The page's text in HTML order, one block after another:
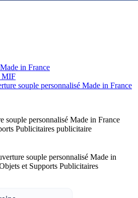
in France
MIF
souple personnalisé Made in France